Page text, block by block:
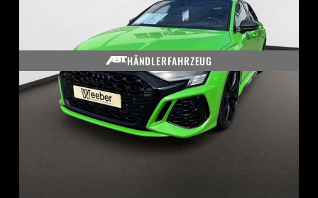
HÄNDLERFAHRZEUG